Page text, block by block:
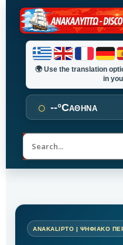
🌍Use the translation
in
○ --°CΑΘΗΝΑ
Α
α
ζ